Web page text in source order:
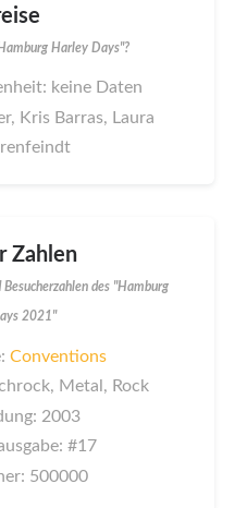
Harley Days"?
keine Daten
Kris Barras, Laura
Zahlen
des "Hamburg
2021"
Conventions
Metal, Rock
2003
#17
500000